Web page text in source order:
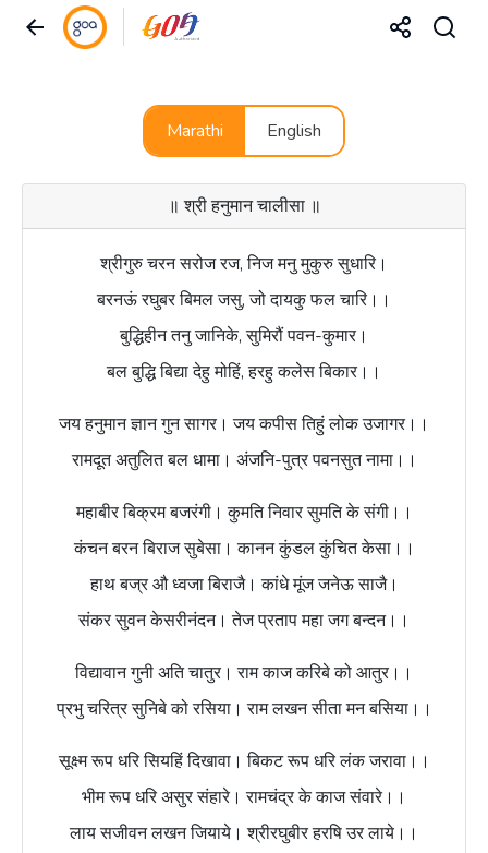
Marathi English
॥ श्री हनुमान चालीसा ॥
श्रीगुरु चरन सरोज रज, निज मनु मुकुरु सुधारि।
बरनऊं रघुबर बिमल जसु, जो दायकु फल चारि।।
बुद्धिहीन तनु जानिके, सुमिरौं पवन-कुमार।
बल बुद्धि बिद्या देहु मोहिं, हरहु कलेस बिकार।।
जय हनुमान ज्ञान गुन सागर। जय कपीस तिहुं लोक उजागर।।
रामदूत अतुलित बल धामा। अंजनि-पुत्र पवनसुत नामा।।
महाबीर बिक्रम बजरंगी। कुमति निवार सुमति के संगी।।
कंचन बरन बिराज सुबेसा। कानन कुंडल कुंचित केसा।।
हाथ बज्र औ ध्वजा बिराजै। कांधे मूंज जनेऊ साजै।
संकर सुवन केसरीनंदन। तेज प्रताप महा जग बन्दन।।
विद्यावान गुनी अति चातुर। राम काज करिबे को आतुर।।
प्रभु चरित्र सुनिबे को रसिया। राम लखन सीता मन बसिया।।
सूक्ष्म रूप धरि सियहिं दिखावा। बिकट रूप धरि लंक जरावा।।
भीम रूप धरि असुर संहारे। रामचंद्र के काज संवारे।।
लाय सजीवन लखन जियाये। श्रीरघुबीर हरषि उर लाये।।